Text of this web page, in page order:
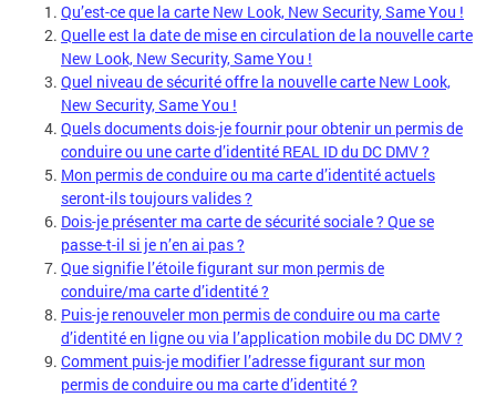
Qu’est-ce que la carte New Look, New Security, Same You !
Quelle est la date de mise en circulation de la nouvelle carte
New Look, New Security, Same You !
Quel niveau de sécurité offre la nouvelle carte New Look,
New Security, Same You !
Quels documents dois-je fournir pour obtenir un permis de
conduire ou une carte d’identité REAL ID du DC DMV ?
Mon permis de conduire ou ma carte d’identité actuels
seront-ils toujours valides ?
Dois-je présenter ma carte de sécurité sociale ? Que se
passe-t-il si je n’en ai pas ?
Que signifie l’étoile figurant sur mon permis de
conduire/ma carte d’identité ?
Puis-je renouveler mon permis de conduire ou ma carte
d’identité en ligne ou via l’application mobile du DC DMV ?
Comment puis-je modifier l’adresse figurant sur mon
permis de conduire ou ma carte d’identité ?